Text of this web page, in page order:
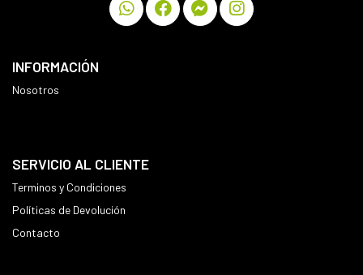
INFORMACIÓN
Nosotros
SERVICIO AL CLIENTE
Terminos y Condiciones
Políticas de Devolución
Contacto